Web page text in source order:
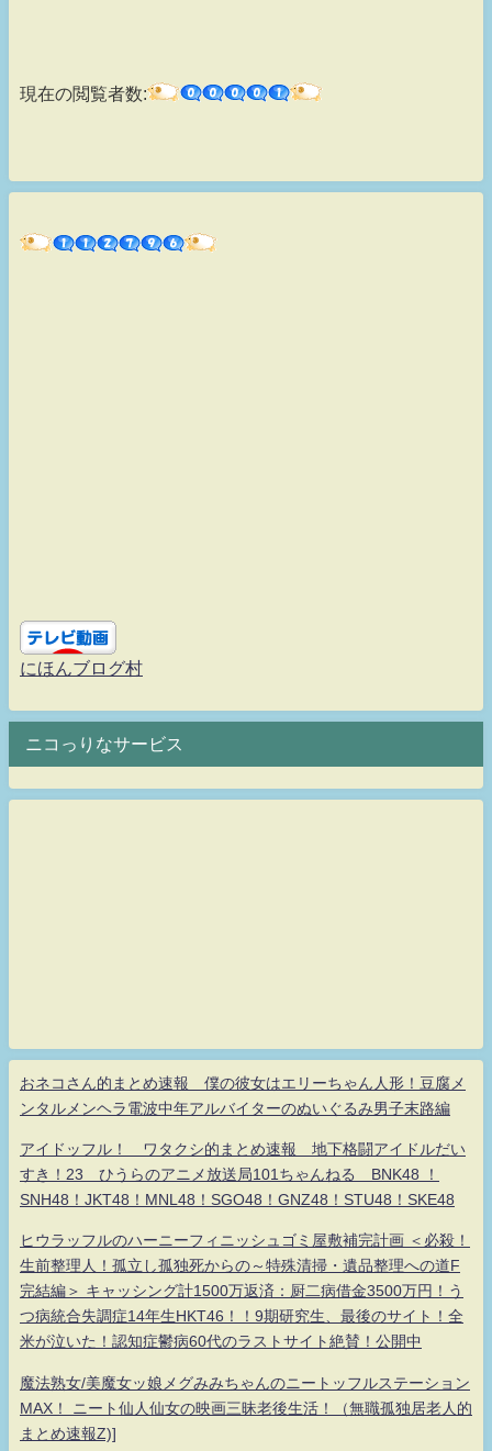
現在の閲覧者数:
にほんブログ村
ニコっりなサービス
おネコさん的まとめ速報 僕の彼女はエリーちゃん人形！豆腐メ
ンタルメンヘラ電波中年アルバイターのぬいぐるみ男子末路編
アイドッフル！ ワタクシ的まとめ速報 地下格闘アイドルだい
すき！23 ひうらのアニメ放送局101ちゃんねる BNK48 ！
SNH48！JKT48！MNL48！SGO48！GNZ48！STU48！SKE48
ヒウラッフルのハーニーフィニッシュゴミ屋敷補完計画 ＜必殺！
生前整理人！孤立し孤独死からの～特殊清掃・遺品整理への道F
完結編＞ キャッシング計1500万返済：厨二病借金3500万円！う
つ病統合失調症14年生HKT46！！9期研究生、最後のサイト！全
米が泣いた！認知症鬱病60代のラストサイト絶賛！公開中
魔法熟女/美魔女ッ娘メグみみちゃんのニートッフルステーション
MAX！ ニート仙人仙女の映画三昧老後生活！（無職孤独居老人的
まとめ速報Z)]